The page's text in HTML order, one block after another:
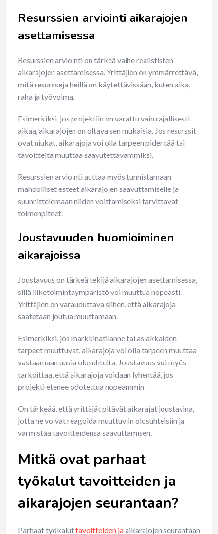
Resurssien arviointi aikarajojen
asettamisessa
Resurssien arviointi on tärkeä vaihe realististen
aikarajojen asettamisessa. Yrittäjien on ymmärrettävä,
mitä resursseja heillä on käytettävissään, kuten aika,
raha ja työvoima.
Esimerkiksi, jos projektiin on varattu vain rajallisesti
aikaa, aikarajojen on oltava sen mukaisia. Jos resurssit
ovat niukat, aikarajoja voi olla tarpeen pidentää tai
tavoitteita muuttaa saavutettavammiksi.
Resurssien arviointi auttaa myös tunnistamaan
mahdolliset esteet aikarajojen saavuttamiselle ja
suunnittelemaan niiden voittamiseksi tarvittavat
toimenpiteet.
Joustavuuden huomioiminen
aikarajoissa
Joustavuus on tärkeä tekijä aikarajojen asettamisessa,
sillä liiketoimintaympäristö voi muuttua nopeasti.
Yrittäjien on varauduttava siihen, että aikarajoja
saatetaan joutua muuttamaan.
Esimerkiksi, jos markkinatilanne tai asiakkaiden
tarpeet muuttuvat, aikarajoja voi olla tarpeen muuttaa
vastaamaan uusia olosuhteita. Joustavuus voi myös
tarkoittaa, että aikarajoja voidaan lyhentää, jos
projekti etenee odotettua nopeammin.
On tärkeää, että yrittäjät pitävät aikarajat joustavina,
jotta he voivat reagoida muuttuviin olosuhteisiin ja
varmistaa tavoitteidensa saavuttamisen.
Mitkä ovat parhaat
työkalut tavoitteiden ja
aikarajojen seurantaan?
Parhaat työkaluttavoitteiden jaaikarajojen seurantaan